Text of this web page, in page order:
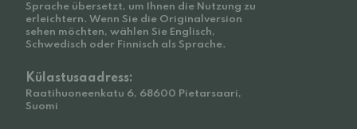
Sprache übersetzt, um Ihnen die Nutzung zu
erleichtern. Wenn Sie die Originalversion
sehen möchten, wählen Sie Englisch,
Schwedisch oder Finnisch als Sprache.
Külastusaadress:
Raatihuoneenkatu 6, 68600 Pietarsaari,
Suomi